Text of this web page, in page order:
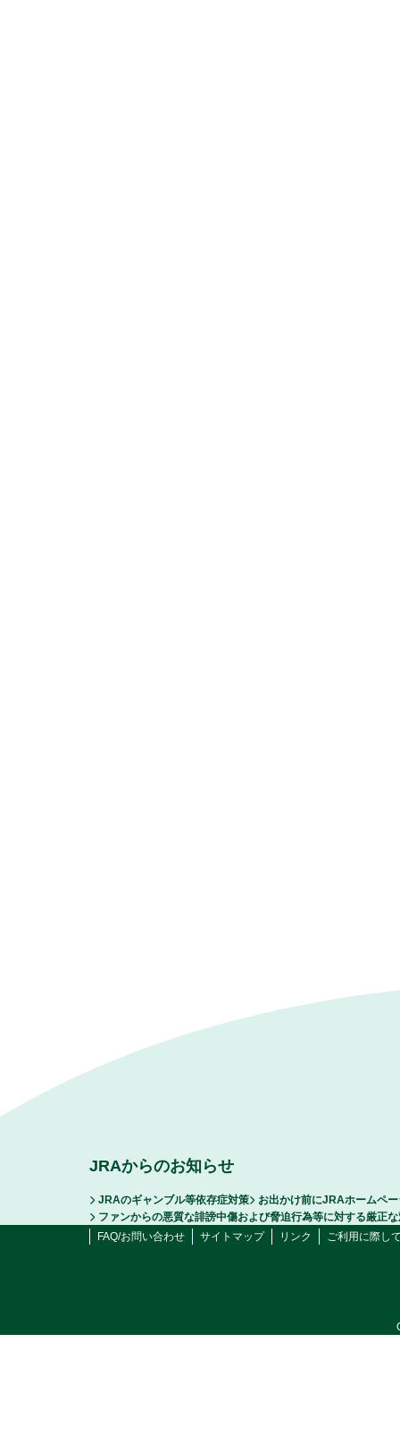
JRAからのお知らせ
JRAのギャンブル等依存症対策
お出かけ前にJRAホームペ
ファンからの悪質な誹謗中傷および脅迫行為等に対する厳正
FAQ/お問い合わせ
サイトマップ リンク ご利用に際し